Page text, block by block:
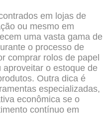
em lojas de
ou mesmo em
uma vasta gama de
o processo de
comprar rolos de papel
o estoque de
Outra dica é
especializadas,
econômica se o
contínuo em